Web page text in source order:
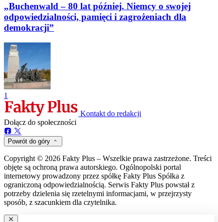
„Buchenwald – 80 lat później. Niemcy o swojej
odpowiedzialności, pamięci i zagrożeniach dla
demokracji”
1
Kontakt do redakcji
Dołącz do społeczności
Powrót do góry
Copyright © 2026 Fakty Plus – Wszelkie prawa zastrzeżone. Treści
objęte są ochroną prawa autorskiego. Ogólnopolski portal
internetowy prowadzony przez spółkę Fakty Plus Spółka z
ograniczoną odpowiedzialnością. Serwis Fakty Plus powstał z
potrzeby dzielenia się rzetelnymi informacjami, w przejrzysty
sposób, z szacunkiem dla czytelnika.